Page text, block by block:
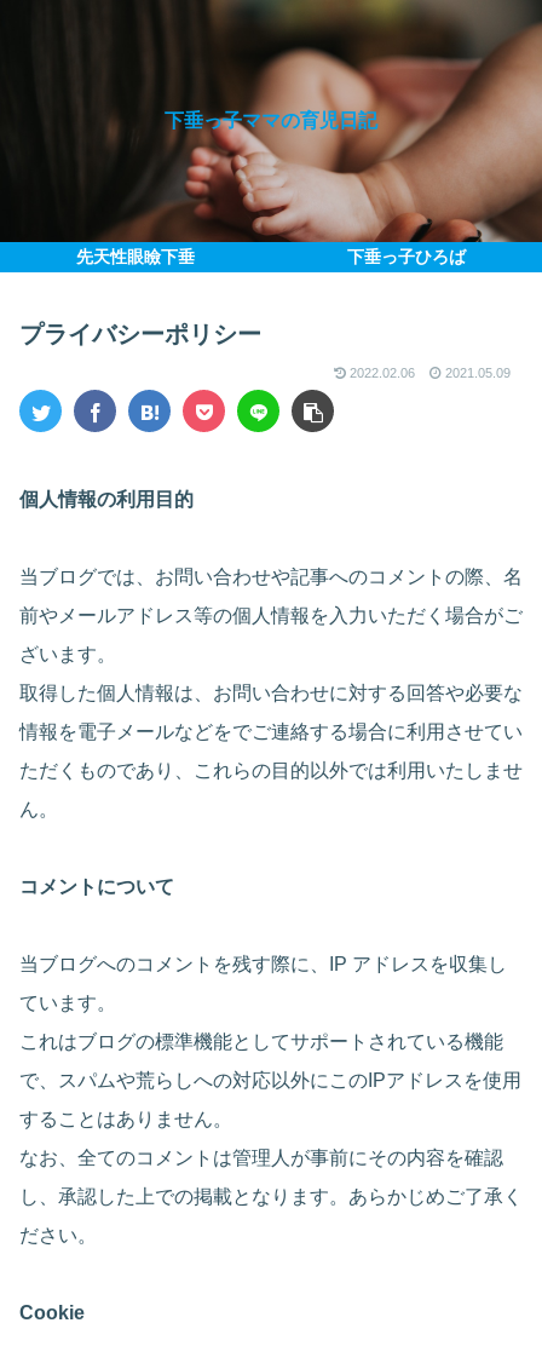
下垂っ子ママの育児日記
先天性眼瞼下垂 下垂っ子ひろば
プライバシーポリシー
2022.02.06 2021.05.09
個人情報の利用目的
当ブログでは、お問い合わせや記事へのコメントの際、名
前やメールアドレス等の個人情報を入力いただく場合がご
ざいます。
取得した個人情報は、お問い合わせに対する回答や必要な
情報を電子メールなどをでご連絡する場合に利用させてい
ただくものであり、これらの目的以外では利用いたしませ
ん。
コメントについて
当ブログへのコメントを残す際に、IP アドレスを収集し
ています。
これはブログの標準機能としてサポートされている機能
で、スパムや荒らしへの対応以外にこのIPアドレスを使用
することはありません。
なお、全てのコメントは管理人が事前にその内容を確認
し、承認した上での掲載となります。あらかじめご了承く
ださい。
Cookie